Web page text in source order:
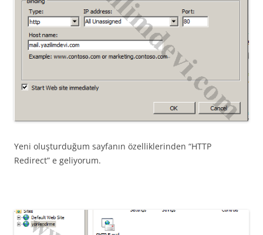
Yeni oluşturduğum sayfanın özelliklerinden “HTTP
Redirect” e geliyorum.